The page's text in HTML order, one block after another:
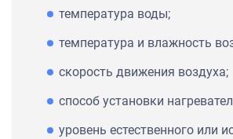
температура воды;
температура и влажность
скорость движения воздуха;
способ установки
уровень естественного или